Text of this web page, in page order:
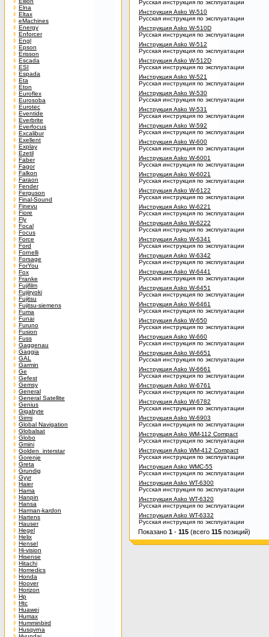
Elna
Eltax
eMachines
Energy
Enforcer
Engl
Epson
Erisson
Escada
ESI
Espada
Eta
Eton
Euroflex
Eurosoba
Eurotec
Eventide
Everbrite
Everfocus
Excalibur
Exellent
Explay
Ezetil
Faber
Fagor
Falkon
Faraon
Fender
Ferguson
Final-Sound
Finevu
Fiore
Fly
Focal
Focus
Force
Ford
Fornelli
Forsage
ForYou
Fox
Franke
Fujifilm
Fujiiryoki
Fujitsu
Fujitsu-siemens
Fuma
Funai
Furuno
Fusion
Fuss
Gaggenau
Gaggia
GAL
Garmin
Ge
Gefest
Gemsy
General
General Satellite
Genius
Gigabyte
Girmi
Global Navigation
Globalsat
Globo
Gmini
Golden_interstar
Gorenje
Greta
Grundig
Gyyr
Haier
Hama
Hanpin
Hansa
Harman-kardon
Hartens
Hauser
Hegel
Helix
Hensel
Hi-vision
Hisense
Hitachi
Homedics
Honda
Hoover
Horizon
Hp
Htc
Huawei
Humax
Humminbird
Husqvrna
Русская инструкция по эксплуатации
Инструкция Asko W-510
Русская инструкция по эксплуатации
Инструкция Asko W-510D
Русская инструкция по эксплуатации
Инструкция Asko W-512
Русская инструкция по эксплуатации
Инструкция Asko W-512D
Русская инструкция по эксплуатации
Инструкция Asko W-521
Русская инструкция по эксплуатации
Инструкция Asko W-530
Русская инструкция по эксплуатации
Инструкция Asko W-531
Русская инструкция по эксплуатации
Инструкция Asko W-592
Русская инструкция по эксплуатации
Инструкция Asko W-600
Русская инструкция по эксплуатации
Инструкция Asko W-6001
Русская инструкция по эксплуатации
Инструкция Asko W-6021
Русская инструкция по эксплуатации
Инструкция Asko W-6122
Русская инструкция по эксплуатации
Инструкция Asko W-6221
Русская инструкция по эксплуатации
Инструкция Asko W-6222
Русская инструкция по эксплуатации
Инструкция Asko W-6341
Русская инструкция по эксплуатации
Инструкция Asko W-6342
Русская инструкция по эксплуатации
Инструкция Asko W-6441
Русская инструкция по эксплуатации
Инструкция Asko W-6451
Русская инструкция по эксплуатации
Инструкция Asko W-6461
Русская инструкция по эксплуатации
Инструкция Asko W-650
Русская инструкция по эксплуатации
Инструкция Asko W-660
Русская инструкция по эксплуатации
Инструкция Asko W-6651
Русская инструкция по эксплуатации
Инструкция Asko W-6661
Русская инструкция по эксплуатации
Инструкция Asko W-6761
Русская инструкция по эксплуатации
Инструкция Asko W-6782
Русская инструкция по эксплуатации
Инструкция Asko W-6903
Русская инструкция по эксплуатации
Инструкция Asko WM-112 Compact
Русская инструкция по эксплуатации
Инструкция Asko WM-412 Compact
Русская инструкция по эксплуатации
Инструкция Asko WMC-55
Русская инструкция по эксплуатации
Инструкция Asko WT-6300
Русская инструкция по эксплуатации
Инструкция Asko WT-6320
Русская инструкция по эксплуатации
Инструкция Asko WT-6332
Русская инструкция по эксплуатации
Показано 1 - 115 (всего 115 позиций)